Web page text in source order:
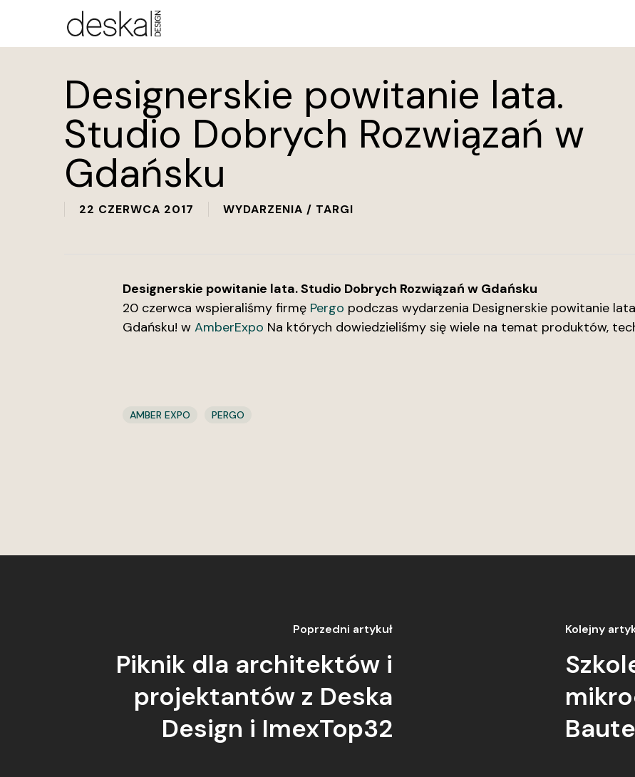
main
Designerskie powitanie lata.
Studio Dobrych Rozwiązań w
Gdańsku
22 CZERWCA 2017 WYDARZENIA / TARGI
Designerskie powitanie lata. Studio Dobrych Rozwiązań w Gdańsku
20 czerwca wspieraliśmy firmę Pergo podczas wydarzenia Designerskie powitanie
Gdańsku! w AmberExpo Na których dowiedzieliśmy się wiele na temat produktów,
AMBER EXPO PERGO
Poprzedni artykuł
Piknik dla architektów i
projektantów z Deska
Design i ImexTop32
Kolejny